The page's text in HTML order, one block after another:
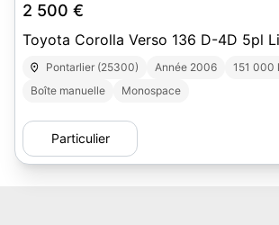
2 500 €
Toyota Corolla Verso 136 D-4D 5pl
Pontarlier (25300) Année 2006 151 000
Boîte manuelle
Monospace
Particulier